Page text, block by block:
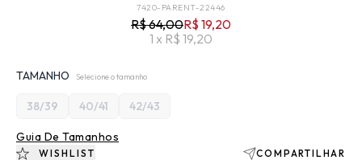
7420-PARENT-22446
R$ 64,00R$ 19,20
1 x R$ 19,20
TAMANHO Selecione o tamanho
38/39 40/41 42/43
WISHLIST COMPARTILHAR
Guia De Tamanhos